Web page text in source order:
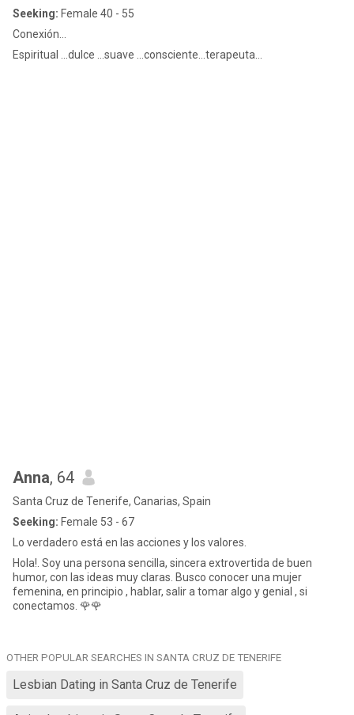
Seeking: Female 40 - 55
Conexión…
Espiritual …dulce …suave …consciente…terapeuta…
Anna, 64
Santa Cruz de Tenerife, Canarias, Spain
Seeking: Female 53 - 67
Lo verdadero está en las acciones y los valores.
Hola!. Soy una persona sencilla, sincera extrovertida de buen
humor, con las ideas muy claras. Busco conocer una mujer
femenina, en principio , hablar, salir a tomar algo y genial , si
conectamos. 🌹🌹
OTHER POPULAR SEARCHES IN SANTA CRUZ DE TENERIFE
Lesbian Dating in Santa Cruz de Tenerife